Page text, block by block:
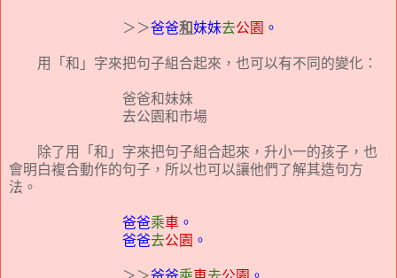
＞＞爸爸和妹妹去公園 。
用「和」字來把句子組合起來，也可以有不同的變化：
爸爸和妹妹
去公園和市場
除了用「和」字來把句子組合起來，升小一的孩子，也
會明白複合動作的句子，所以也可以讓他們了解其造句方
法。
爸爸乘車 。
爸爸去公園 。